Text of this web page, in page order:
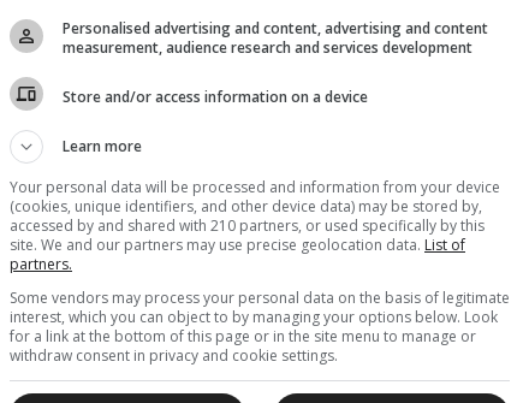
Γάζα έχουν χαρακτηριστικά γενοκτονίας. Θα έπρεπε να
πραγματοποιηθεί προσεκτική έρευνα, για να...
29 Οκτωβρίου 2024
Βατικανό: Ανοιχτό το ερώτημα
χειροτονίας των γυναικών από τη
Ρωμαιοκαθολική Εκκλησία
Η Ρωμαιοκαθολική Εκκλησία άφησε ανοιχτό το
ερώτημα της χειροτοτονίας των γυναικών, στην
παγκόσμια σύνοδο, οι εργασίες της οποίας
Personalised advertising and content, advertising and content
measurement, audience research and services development
Store and/or access information on a device
Learn more
Your personal data will be processed and information from your device
(cookies, unique identifiers, and other device data) may be stored by,
accessed by and shared with 210 partners, or used specifically by this
site. We and our partners may use precise geolocation data. List of
partners.
Some vendors may process your personal data on the basis of legitimate
interest, which you can object to by managing your options below. Look
for a link at the bottom of this page or in the site menu to manage or
withdraw consent in privacy and cookie settings.